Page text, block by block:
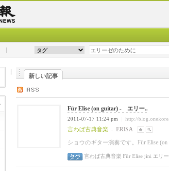
新しい記事
Für Elise (on guitar) - エリー..
2011-07-17 11:24 pm http://
言わば古典音楽 -
ERISA
ショウのギター演奏です。Für Elise
言わば古典音楽 Für Elise jini エリ